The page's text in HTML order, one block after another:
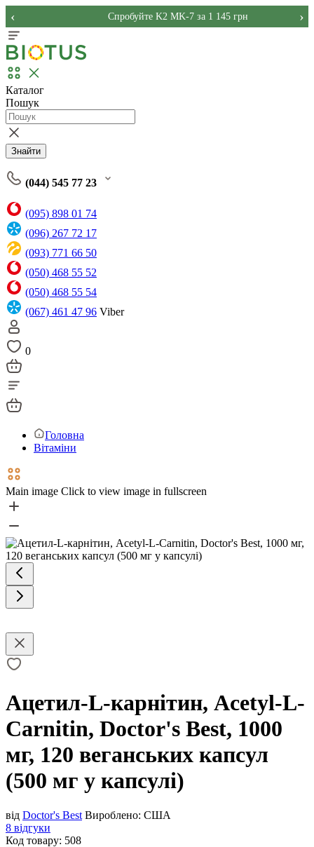
Спробуйте K2 MK-7 за 1 145 грн
‹ ›
Каталог
Пошук
Знайти
(044) 545 77 23
(095) 898 01 74
(096) 267 72 17
(093) 771 66 50
(050) 468 55 52
(050) 468 55 54
(067) 461 47 96 Viber
0
Головна
Вітаміни
Main image Click to view image in fullscreen
Ацетил-L-карнітин, Acetyl-L-
Carnitin, Doctor's Best, 1000
мг, 120 веганських капсул
(500 мг у капсулі)
від Doctor's Best Вироблено: США
8 відгуки
Код товару: 508